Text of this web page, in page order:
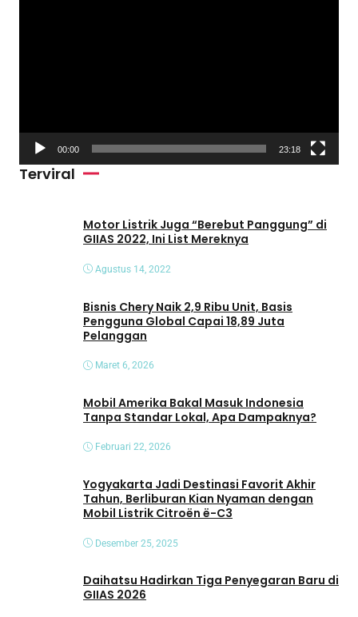
d
00:00 23:18
Terviral
Motor Listrik Juga “Berebut Panggung” di
GIIAS 2022, Ini List Mereknya
Agustus 14, 2022
Bisnis Chery Naik 2,9 Ribu Unit, Basis
Pengguna Global Capai 18,89 Juta
Pelanggan
Maret 6, 2026
Mobil Amerika Bakal Masuk Indonesia
Tanpa Standar Lokal, Apa Dampaknya?
Februari 22, 2026
Yogyakarta Jadi Destinasi Favorit Akhir
Tahun, Berliburan Kian Nyaman dengan
Mobil Listrik Citroën ë-C3
Desember 25, 2025
Daihatsu Hadirkan Tiga Penyegaran Baru di
GIIAS 2026